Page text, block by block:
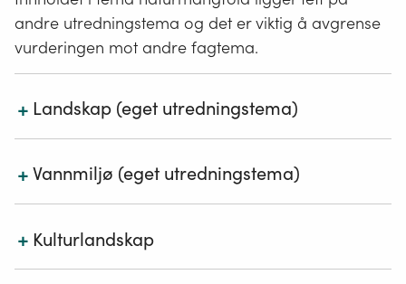
som
virker
der,
spesielle
typer
naturforekomster
som
eller
andre utredningstema og det er viktig å avgrense
vurderingen mot andre fagtema.
+ Landskap (eget utredningstema)
preg på landskapet. I fagutredningen for
landskap vurderes sammenhengene i
landskapet, men det skal ikke settes verdi på
(geotoper og geosteder
+Vannmiljø (eget utredningstema)
naturmangfoldutredningen.
+ Kulturlandskap